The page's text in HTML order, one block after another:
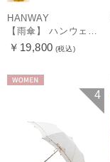
HANWAY
【雨傘】 ハンウェイ （HANWAY） Couturier クチュリエ 長傘 日本製
￥19,800 (税込)
4